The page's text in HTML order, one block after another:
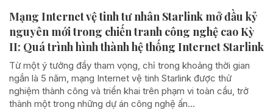
Mạng Internet vệ tinh tư nhân Starlink mở đầu kỷ
nguyên mới trong chiến tranh công nghệ cao Kỳ
II: Quá trình hình thành hệ thống Internet Starlink
Từ một ý tưởng đầy tham vọng, chỉ trong khoảng thời gian
ngắn là 5 năm, mạng Internet vệ tinh Starlink được thử
nghiệm thành công và triển khai trên phạm vi toàn cầu, trở
thành một trong những dự án công nghệ ấn...